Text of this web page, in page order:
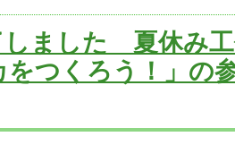
ました 夏休み工
をつくろう！」の